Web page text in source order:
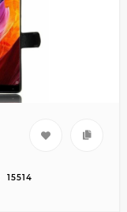
15514